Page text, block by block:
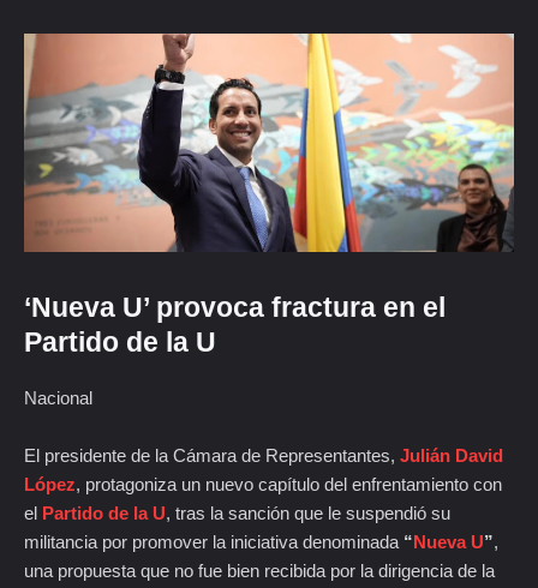
‘Nueva U’ provoca fractura en el
Partido de la U
Nacional
El presidente de la Cámara de Representantes, Julián David
López, protagoniza un nuevo capítulo del enfrentamiento con
el Partido de la U, tras la sanción que le suspendió su
militancia por promover la iniciativa denominada “Nueva U”,
una propuesta que no fue bien recibida por la dirigencia de la